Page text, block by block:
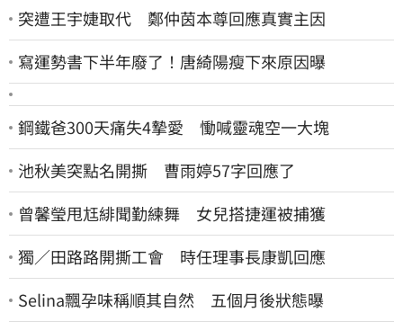
突遭王宇婕取代 鄭仲茵本尊回應真實主因
寫運勢書下半年廢了！唐綺陽瘦下來原因曝
鋼鐵爸300天痛失4摯愛 慟喊靈魂空一大塊
池秋美突點名開撕 曹雨婷57字回應了
曾馨瑩甩尪緋聞勤練舞 女兒搭捷運被捕獲
獨／田路路開撕工會 時任理事長康凱回應
Selina飄孕味稱順其自然 五個月後狀態曝